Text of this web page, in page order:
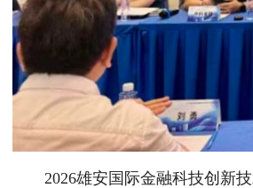
2026雄安国际金融科技创新技